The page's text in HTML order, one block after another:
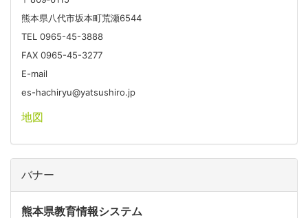
熊本県八代市坂本町荒瀬6544
TEL 0965-45-3888
FAX 0965-45-3277
E-mail
es-hachiryu@yatsushiro.jp
地図
バナー
熊本県教育情報システム